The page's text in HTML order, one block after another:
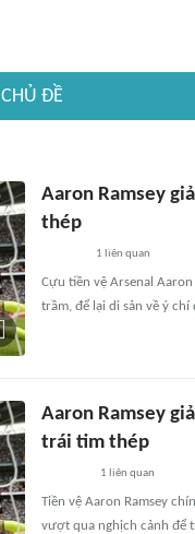
CHỦ ĐỀ
Aaron Ramsey
thép
1 liên quan
Cựu tiền vệ Arsenal
trầm, để lại di sản về ý
Aaron Ramsey
trái tim thép
1 liên quan
Tiền vệ Aaron Ramsey
vượt qua nghịch cảnh để